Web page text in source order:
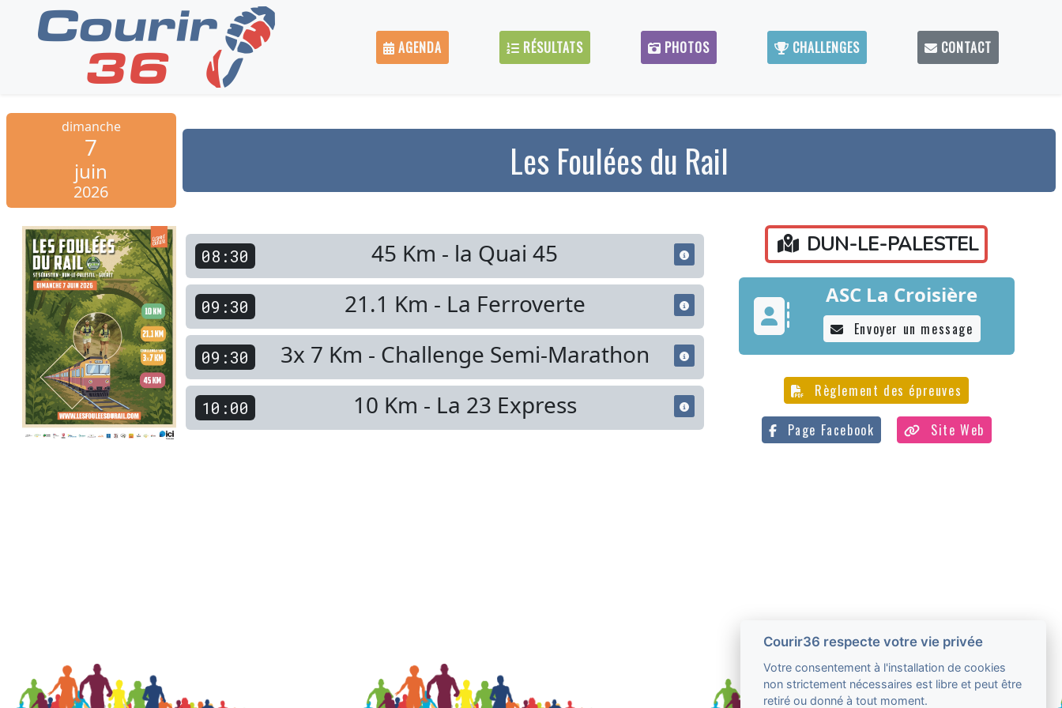
AGENDA RÉSULTATS PHOTOS CHALLENGES CONTACT
dimanche
7
juin
2026
Les Foulées du Rail
45 Km - la Quai 45
08:30
21.1 Km - La Ferroverte
09:30
3x 7 Km - Challenge Semi-Marathon
09:30
10 Km - La 23 Express
10:00
DUN-LE-PALESTEL
ASC La Croisière
Envoyer un message
Règlement des épreuves
Page Facebook Site Web
Courir36 respecte votre vie privée
Votre consentement à l'installation de cookies
non strictement nécessaires est libre et peut être
retiré ou donné à tout moment.